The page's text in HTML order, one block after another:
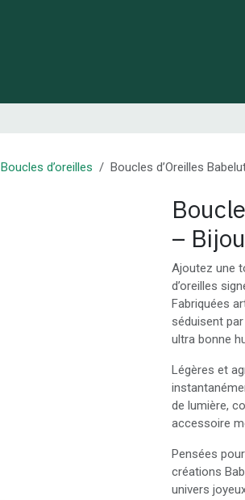
Boucles d’oreilles Boucles d’Oreilles
–
Ajoutez une
d’oreilles
Fabriquées
séduisent
ultra bonne
Légères et
de lumière,
accessoire
Pensées
créations
univers